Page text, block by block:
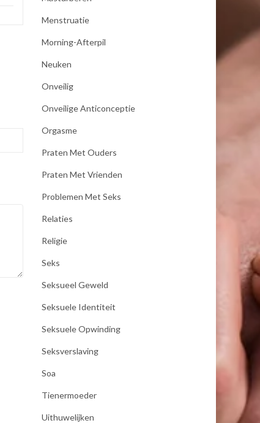
Menstruatie
Morning-Afterpil
Neuken
Onveilig
Onveilige Anticonceptie
Orgasme
Praten Met Ouders
Praten Met Vrienden
Problemen Met Seks
Relaties
Religie
Seks
Seksueel Geweld
Seksuele Identiteit
Seksuele Opwinding
Seksverslaving
Soa
Tienermoeder
Uithuwelijken